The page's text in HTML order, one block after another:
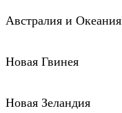
Австралия и Океания
Новая Гвинея
Новая Зеландия